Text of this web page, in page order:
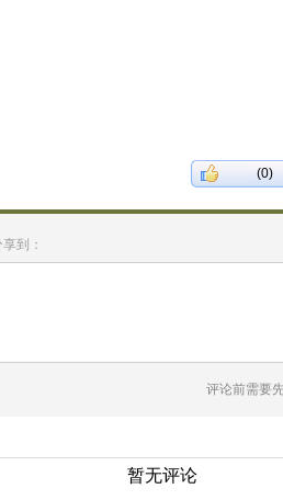
(0)
到：
评论前需要
暂无评论